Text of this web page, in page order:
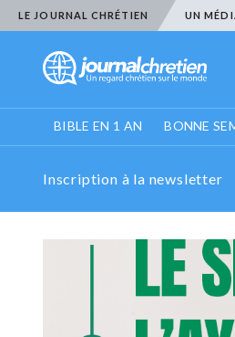
LE JOURNAL CHRÉTIEN UN
BIBLE EN 1 AN BONNE
Inscription à la newsletter